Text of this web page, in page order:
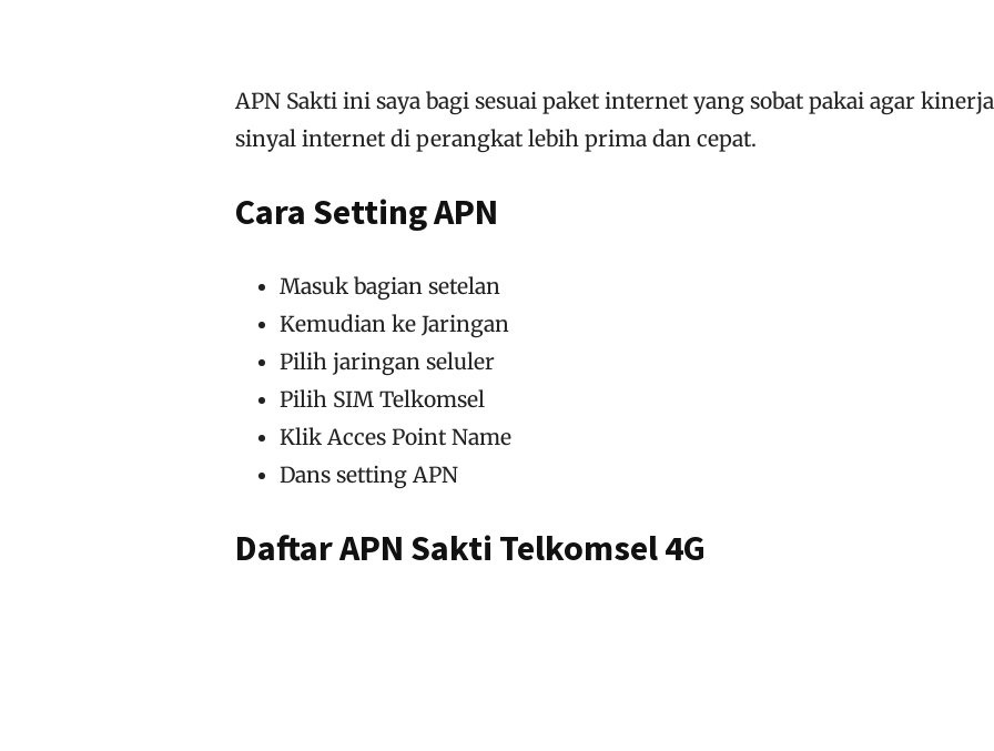
APN Sakti ini saya bagi sesuai paket internet yang sobat pakai agar kinerja
sinyal internet di perangkat lebih prima dan cepat.
Cara Setting APN
Masuk bagian setelan
Kemudian ke Jaringan
Pilih jaringan seluler
Pilih SIM Telkomsel
Klik Acces Point Name
Dans setting APN
Daftar APN Sakti Telkomsel 4G